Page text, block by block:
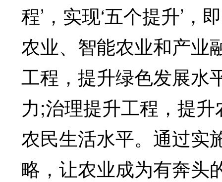
程’，实现‘五个提升’
农业、智能农业和产业
工程，提升绿色发展水
力;治理提升工程，提
农民生活水平。通过实
略，让农业成为有奔头